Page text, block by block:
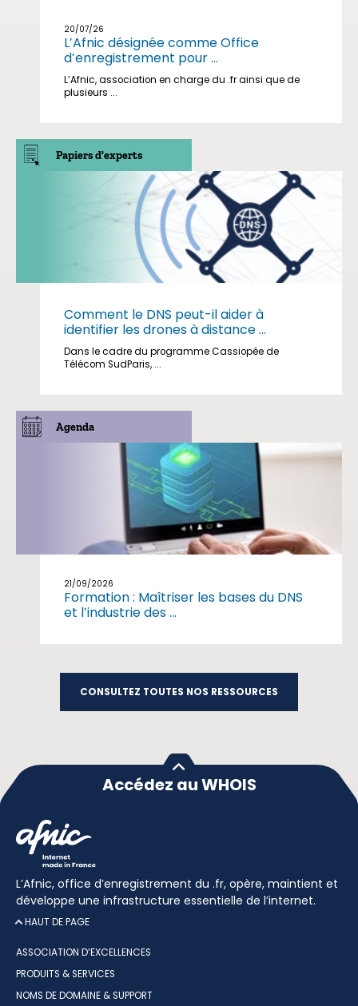
20/07/26
L’Afnic désignée comme Office
d’enregistrement pour ...
L’Afnic, association en charge du .fr ainsi que de
plusieurs ...
Papiers d'experts
Comment le DNS peut-il aider à
identifier les drones à distance ...
Dans le cadre du programme Cassiopée de
Télécom SudParis, ...
Agenda
21/09/2026
Formation : Maîtriser les bases du DNS
et l’industrie des ...
CONSULTEZ TOUTES NOS RESSOURCES
Accédez au WHOIS
L’Afnic, office d’enregistrement du .fr, opère, maintient et
développe une infrastructure essentielle de l’internet.
HAUT DE PAGE
ASSOCIATION D’EXCELLENCES
PRODUITS & SERVICES
NOMS DE DOMAINE & SUPPORT